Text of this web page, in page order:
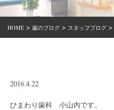
HOME > 歯のブログ > スタッフブログ >
2016.4.22
ひまわり歯科 小山内です。